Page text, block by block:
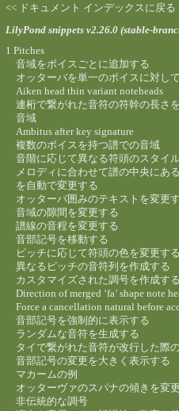
<< ドキュメント インデックスに戻る
LilyPond snippets v2.26.0 (stable-
1 Pitches
音域をボイスごとに追加する
オッターバを単一のボイスに対し
Aiken head thin variant noteheads
連桁で繋がれた音符の符幹の長さ
音域
Ambitus after key signature
複数のボイスを持つ譜での音域
音階に応じて異なる符頭のスタイ
メロディに合わせて譜の中央にあ
を自動で変更する
オッターバ囲みのテキストを変更
音域の隙間を変更する
譜線の音程を変更する
音部記号を移動する
ピッチに応じて符頭の色を変更する
異なるピッチの音符列を作成する
カスタマイズされた調号を作成する
Direction of merged ‘fa’ shape note
Force a cancellation natural before
音部記号を強制的に表示する
ランダムな音符を生成する
タイで繋がれた音符が改行した際
音部記号の変更を大きく表示する
マカームの例
オッターヴァのスパナの傾きを変
非伝統的な調号